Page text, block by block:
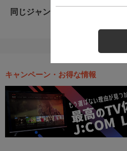
同じジャンルのおすすめ番組
キャンペーン・お得な情報